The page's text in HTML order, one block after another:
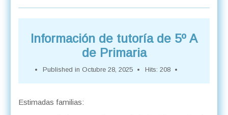
Información de tutoría de 5º A
de Primaria
Published in Octubre 28, 2025 Hits: 208
Estimadas familias: